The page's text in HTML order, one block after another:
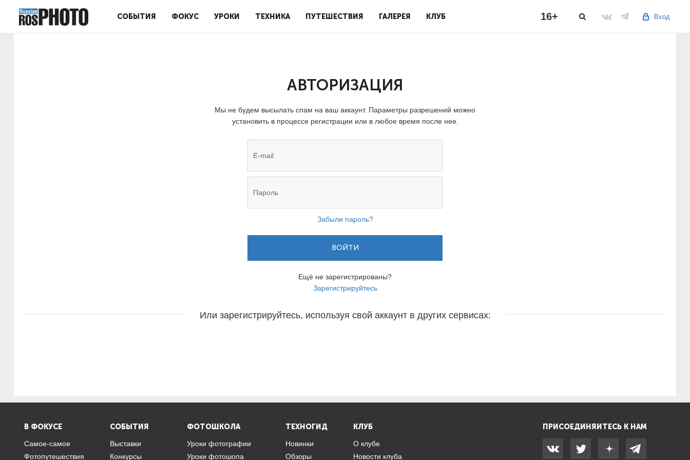
СОБЫТИЯ ФОКУС УРОКИ ТЕХНИКА ПУТЕШЕСТВИЯ ГАЛЕРЕЯ КЛУБ Вход
16+
АВТОРИЗАЦИЯ
Мы не будем высылать спам на ваш аккаунт. Параметры разрешений можно
установить в процессе регистрации или в любое время после нее.
Забыли пароль?
ВОЙТИ
Ещё не зарегистрированы?
Зарегистрируйтесь
Или зарегистрируйтесь, используя свой аккаунт в других сервисах:
В ФОКУСЕ
Самое-самое
Фотопутешествия
СОБЫТИЯ
Выставки
Конкурсы
ФОТОШКОЛА
Уроки фотографии
Уроки фотошопа
ТЕХНОГИД
Новинки
Обзоры
КЛУБ
О клубе
Новости клуба
ПРИСОЕДИНЯЙТЕСЬ К НАМ